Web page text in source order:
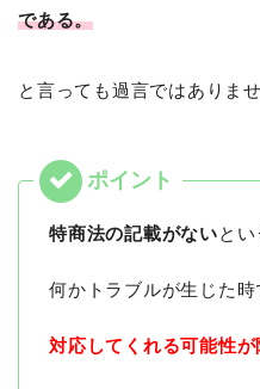
である。
と言っても過言ではありませ
特商法の記載がないと
何かトラブルが生じた時
対応してくれる可能性が